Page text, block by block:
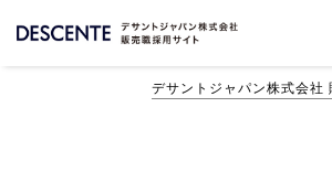
デサントジャパン株式会社